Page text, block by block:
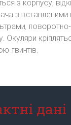
з корпусу,
з вставленими
Окуляри
гвинтів.
дані